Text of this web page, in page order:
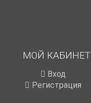
МОЙ КАБИНЕТ
Вход
Регистрация